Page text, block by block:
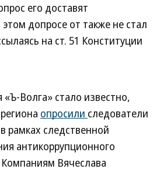
его доставят
допросе от также не стал
на ст. 51 Конституции
«Ъ-Волга» стало известно,
опросили следователи
рамках следственной
антикоррупционного
Вячеслава